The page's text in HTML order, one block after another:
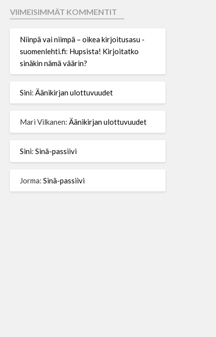
VIIMEISIMMÄT KOMMENTIT
Niinpä vai niimpä – oikea kirjoitusasu -
suomenlehti.fi: Hupsista! Kirjoitatko
sinäkin nämä väärin?
Sini: Äänikirjan ulottuvuudet
Mari Vilkanen: Äänikirjan ulottuvuudet
Sini: Sinä-passiivi
Jorma: Sinä-passiivi